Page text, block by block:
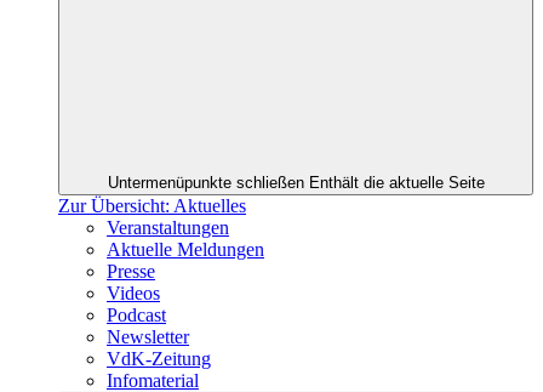
Untermenüpunkte schließen Enthält die aktuelle Seite
Zur Übersicht: Aktuelles
Veranstaltungen
Aktuelle Meldungen
Presse
Videos
Podcast
Newsletter
VdK-Zeitung
Infomaterial